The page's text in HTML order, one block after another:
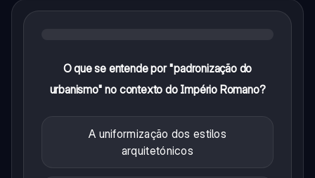
O que se entende por "padronização do
urbanismo" no contexto do Império Romano?
A uniformização dos estilos
arquitetónicos